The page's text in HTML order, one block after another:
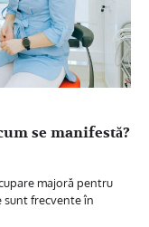
se manifestă?
majoră pentru
frecvente în